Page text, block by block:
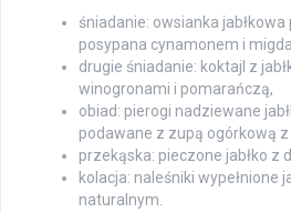
śniadanie: owsianka
posypana cynamonem i
drugie śniadanie: koktajl z
winogronami i pomarańczą,
obiad: pierogi nadziewane
podawane z zupą ogórkową
przekąska: pieczone jabłko z
kolacja: naleśniki wypełnione
naturalnym.